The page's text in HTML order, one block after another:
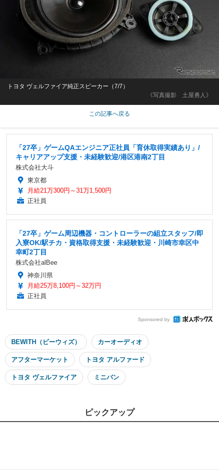
《写真撮影 土屋勇人》
トヨタ ヴェルファイア純正スピーカー（7/7）
この記事へ戻る
「27卒」ゲームQAエンジニア正社員「育休取得実績あり」/
キャリアアップ支援・未経験歓迎/港区港南2丁目
株式会社大斗
東京都
月給21万300円～31万1,500円
正社員
「27卒」ゲーム周辺機器・コントローラーの組立スタッフ/即
入寮OK/駅チカ・資格取得支援・未経験歓迎・川崎市幸区中
幸町2丁目
株式会社alBee
神奈川県
月給25万8,100円～32万円
正社員
Sponsored by
BEWITH（ビーウィズ） カーオーディオ
アフターマーケット トヨタ アルファード
トヨタ ヴェルファイア ミニバン
ピックアップ